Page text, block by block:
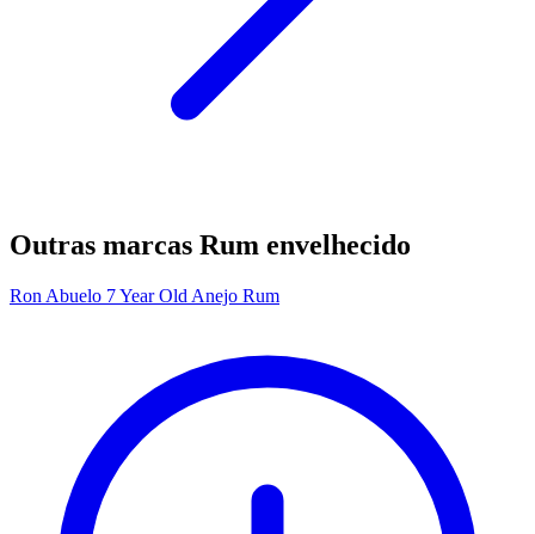
Outras marcas Rum envelhecido
Ron Abuelo 7 Year Old Anejo Rum